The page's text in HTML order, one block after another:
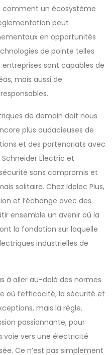
comment un écosystème
peut
en opportunités
de pointe telles
sont capables de
mais aussi de
de demain doit nous
plus audacieuses de
et des partenariats avec
Electric et
sans compromis et
solitaire. Chez Idelec Plus,
et l’échange avec des
ensemble un avenir où la
la fondation sur laquelle
industrielles de
à aller au-delà des normes
où l’efficacité, la sécurité et
mais la règle.
passionnante, pour
voie vers une électricité
Ce n’est pas simplement